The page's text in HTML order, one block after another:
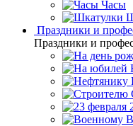
Часы
Праздники и
Праздники и